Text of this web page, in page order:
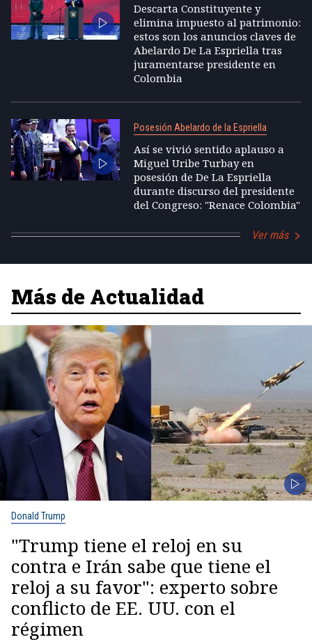
Descarta Constituyente y
elimina impuesto al patrimonio:
estos son los anuncios claves de
Abelardo De La Espriella tras
juramentarse presidente en
Colombia
Posesión Abelardo de la Espriella
Así se vivió sentido aplauso a
Miguel Uribe Turbay en
posesión de De La Espriella
durante discurso del presidente
del Congreso: "Renace Colombia"
Ver más
Más de Actualidad
Donald Trump
"Trump tiene el reloj en su
contra e Irán sabe que tiene el
reloj a su favor": experto sobre
conflicto de EE. UU. con el
régimen